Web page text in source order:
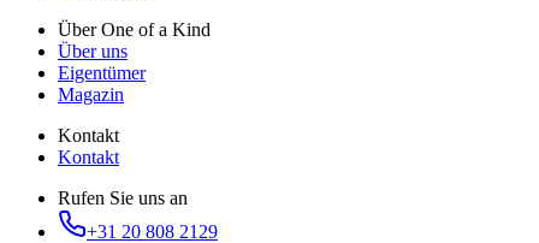
Über One of a Kind
Über uns
Eigentümer
Magazin
Kontakt
Kontakt
Rufen Sie uns an
+31 20 808 2129